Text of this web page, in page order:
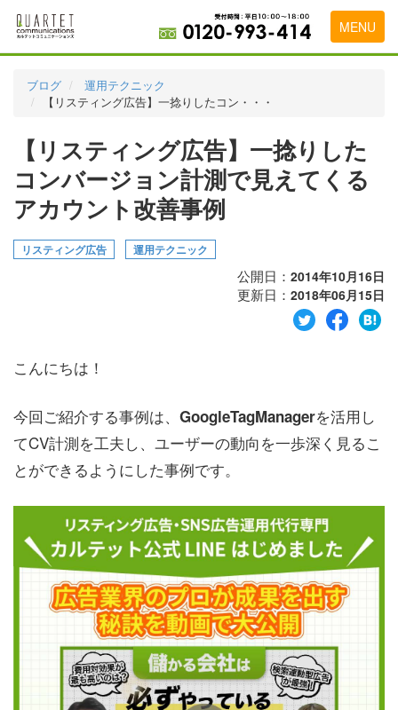
MENU
料金表
実績・お客様の声
初めて導入をお考えの方
代理店の乗り換えをお考えの方
広告代理店・HP制作会社様へ
お問い合わせ
ブログ
運用テクニック
【リスティング広告】一捻りしたコン・・・
【リスティング広告】一捻りした
コンバージョン計測で見えてくる
アカウント改善事例
リスティング広告 運用テクニック
公開日： 2014年10月16日
更新日： 2018年06月15日
こんにちは！
今回ご紹介する事例は、 GoogleTagManagerを活用し
てCV計測を工夫し、ユーザーの動向を一歩深く見るこ
とができるようにした事例です。